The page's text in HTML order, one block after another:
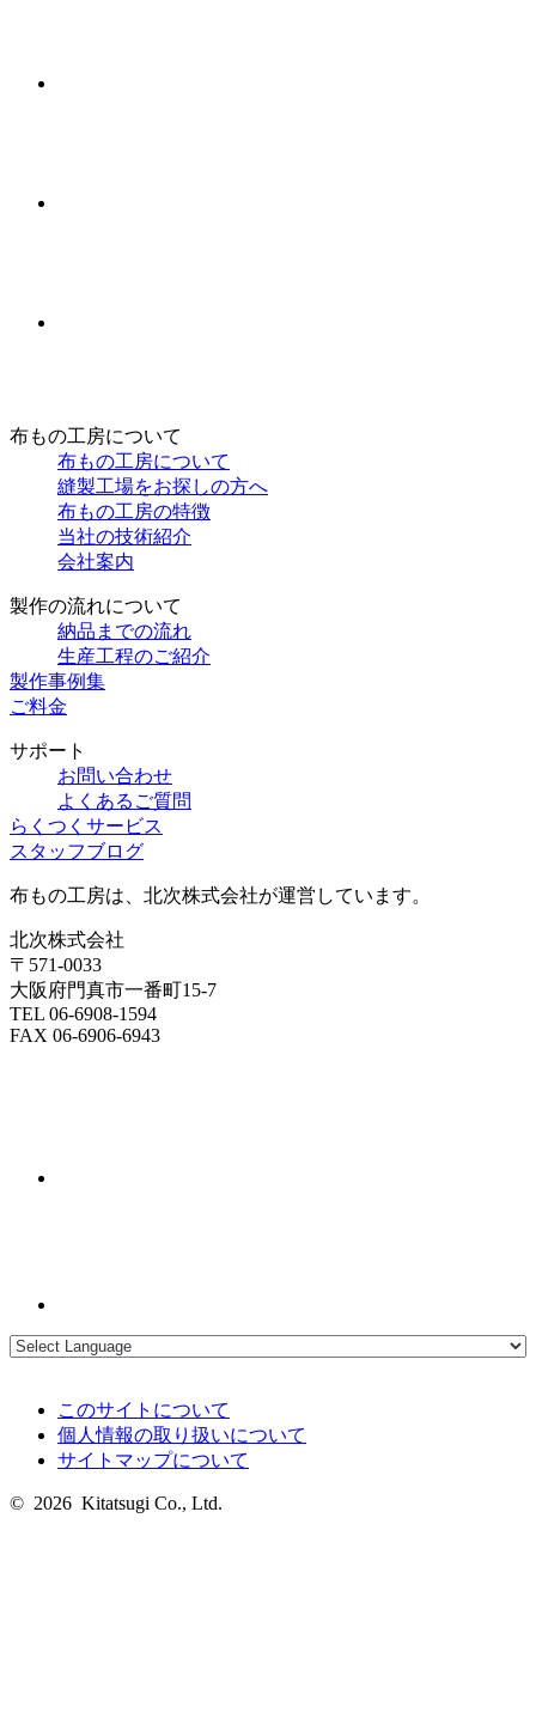
布もの工房について
布もの工房について
縫製工場をお探しの方へ
布もの工房の特徴
当社の技術紹介
会社案内
製作の流れについて
納品までの流れ
生産工程のご紹介
製作事例集
ご料金
サポート
お問い合わせ
よくあるご質問
らくつくサービス
スタッフブログ
布もの工房は、北次株式会社が運営しています。
北次株式会社
〒571-0033
大阪府門真市一番町15-7
TEL 06-6908-1594
FAX 06-6906-6943
このサイトについて
個人情報の取り扱いについて
サイトマップについて
© 2026 Kitatsugi Co., Ltd.